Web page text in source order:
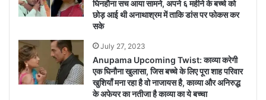
घिनहौना सच आया सामने, अपने ६ महीने के बच्चे को
छोड़ आई थी अनाथाश्रम में ताकि डांस पर फोकस कर
सके
July 27, 2023
Anupama Upcoming Twist: काव्या करेगी
एक घिनौना खुलासा, जिस बच्चे के लिए पूरा शाह परिवार
खुशियाँ मना रहा है वो नाजायस है, काव्या और अनिरुद्ध
के अफेयर का नतीजा है काव्या का ये बच्चा